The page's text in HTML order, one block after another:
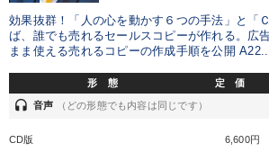
効果抜群！「人の心を動かす６つの手法」と「
ば、誰でも売れるセールスコピーが作れる。広
まま使える売れるコピーの作成手順を公開 A22...
形 態 定 価
headset 音声 （どの形態でも内容は同じです）
CD版 6,600円